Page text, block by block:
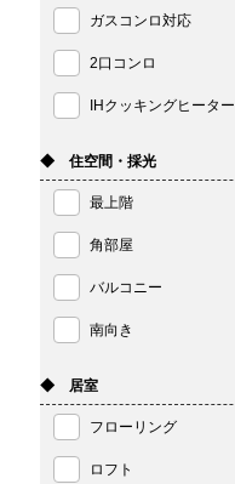
ガスコンロ対応
2口コンロ
IHクッキングヒーター
◆ 住空間・採光
最上階
角部屋
バルコニー
南向き
◆ 居室
フローリング
ロフト